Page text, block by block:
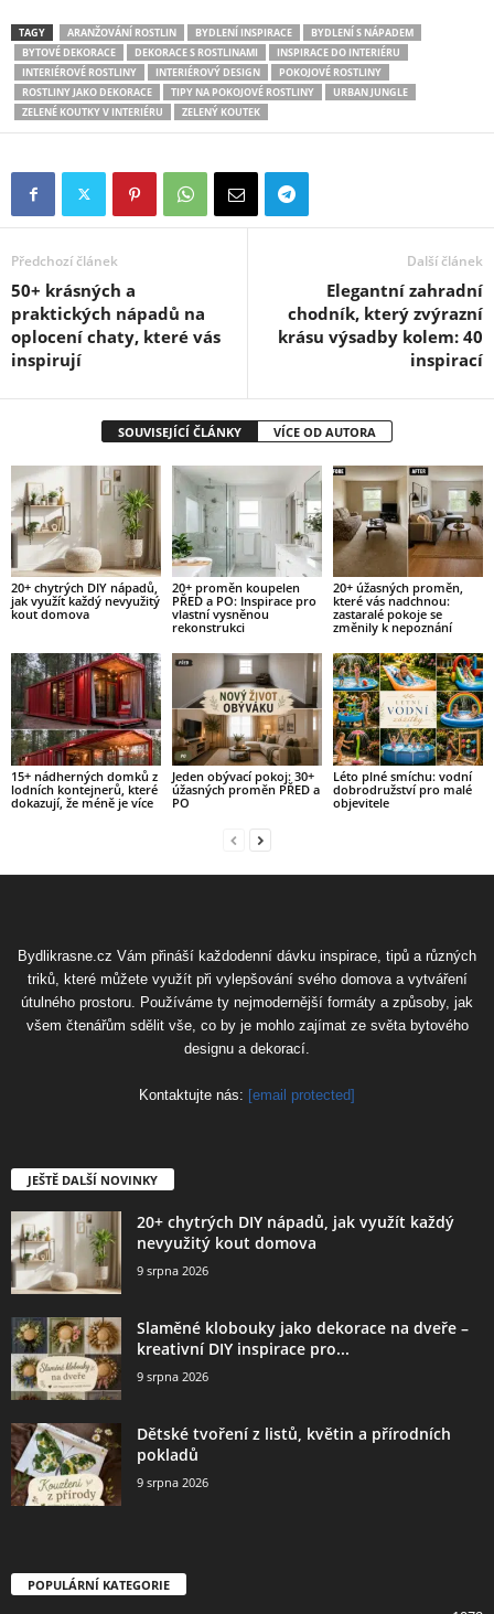
TAGY ARANŽOVÁNÍ ROSTLIN BYDLENÍ INSPIRACE
BYDLENÍ S NÁPADEM
BYTOVÉ DEKORACE
DEKORACE S ROSTLINAMI
INSPIRACE DO INTERIÉRU
INTERIÉROVÉ ROSTLINY
INTERIÉROVÝ DESIGN
POKOJOVÉ ROSTLINY
ROSTLINY JAKO DEKORACE
TIPY NA POKOJOVÉ ROSTLINY
URBAN JUNGLE
ZELENÉ KOUTKY V INTERIÉRU
ZELENÝ KOUTEK
Předchozí článek
50+ krásných a
praktických nápadů na
oplocení chaty, které vás
inspirují
Další článek
Elegantní zahradní
chodník, který zvýrazní
krásu výsadby kolem: 40
inspirací
SOUVISEJÍCÍ ČLÁNKY VÍCE OD AUTORA
20+ chytrých DIY nápadů,
jak využít každý nevyužitý
kout domova
20+ proměn koupelen
PŘED a PO: Inspirace pro
vlastní vysněnou
rekonstrukci
20+ úžasných proměn,
které vás nadchnou:
zastaralé pokoje se
změnily k nepoznání
15+ nádherných domků z
lodních kontejnerů, které
dokazují, že méně je více
Jeden obývací pokoj: 30+
úžasných proměn PŘED a
PO
Léto plné smíchu: vodní
dobrodružství pro malé
objevitele
Bydlikrasne.cz Vám přináší každodenní dávku inspirace, tipů a různých
triků, které můžete využít při vylepšování svého domova a vytváření
útulného prostoru. Používáme ty nejmodernější formáty a způsoby, jak
všem čtenářům sdělit vše, co by je mohlo zajímat ze světa bytového
designu a dekorací.
Kontaktujte nás: [email protected]
JEŠTĚ DALŠÍ NOVINKY
20+ chytrých DIY nápadů, jak využít každý
nevyužitý kout domova
9 srpna 2026
Slaměné klobouky jako dekorace na dveře –
kreativní DIY inspirace pro...
9 srpna 2026
Dětské tvoření z listů, květin a přírodních
pokladů
9 srpna 2026
POPULÁRNÍ KATEGORIE